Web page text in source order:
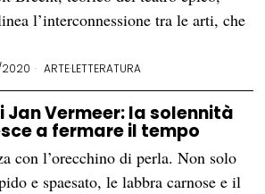
l’interconnessione tra le arti, che
ARTE·LETTERATURA
Jan Vermeer: la solennità
a fermare il tempo
con l’orecchino di perla. Non solo
e spaesato, le labbra carnose e il